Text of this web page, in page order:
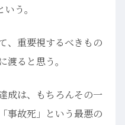
う。
、重要視するべきもの
ると思う。
成は、もちろんその一
事故死」という最悪の